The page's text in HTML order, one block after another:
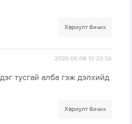
Хариулт бичих
2026-06-08 13:23:56
тусгай алба гэж дэлхийд
Хариулт бичих